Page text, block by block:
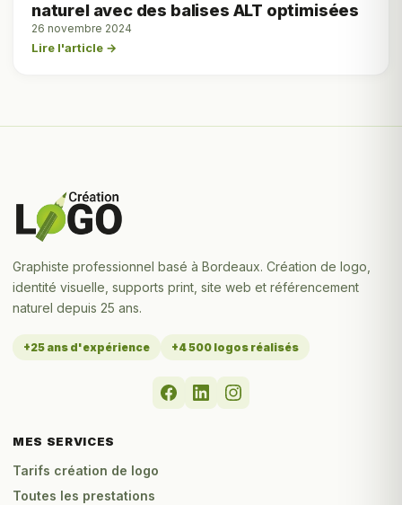
naturel avec des balises ALT optimisées
26 novembre 2024
Lire l'article →
Graphiste professionnel basé à Bordeaux. Création de logo,
identité visuelle, supports print, site web et référencement
naturel depuis 25 ans.
+25 ans d'expérience +4 500 logos réalisés
MES SERVICES
Tarifs création de logo
Toutes les prestations